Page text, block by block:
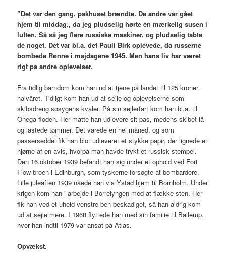
”Det var den gang, pakhuset brændte. De andre var gået
hjem til middag., da jeg pludselig hørte en mærkelig susen i
luften. Så så jeg flere russiske maskiner, og pludselig tabte
de noget. Det var bl.a. det Pauli Birk oplevede, da russerne
bombede Rønne i majdagene 1945. Men hans liv har været
rigt på andre oplevelser.
Fra tidlig barndom kom han ud at tjene på landet til 125 kroner
halvåret. Tidligt kom han ud at sejle og oplevelserne som
skibsdreng søsygens kvaler. På sin sejlerfart kom han bl.a. til
Onega-floden. Her måtte han udlevere sit pas, medens skibet lå
og lastede tømmer. Det varede en hel måned, og som
passerseddel fik han blot udleveret et stykke papir, der lignede et
hjørne af en avis, hvorpå man havde trykt et russisk stempel.
Den 16.oktober 1939 befandt han sig under et ophold ved Fort
Flow-broen i Edinburgh, som tyskerne forsøgte at bombardere.
Lille juleaften 1939 nåede han via Ystad hjem til Bornholm. Under
krigen kom han i arbejde i Borrelyngen med at flække sten. Her
fik han ved et uheld venstre ben beskadiget, så han aldrig kom
ud at sejle mere. I 1968 flyttede han med sin familie til Ballerup,
hvor han indtil 1979 var ansat på Atlas.
Opvækst.